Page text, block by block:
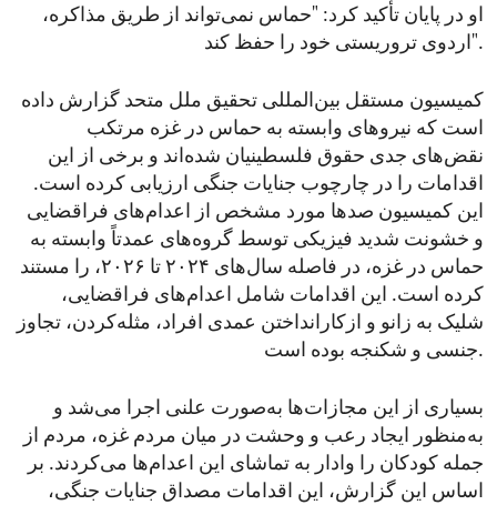
او در پایان تأکید کرد: "حماس نمی‌تواند از طریق مذاکره،
اردوی تروریستی خود را حفظ کند".
کمیسیون مستقل بین‌المللی تحقیق ملل متحد گزارش داده
است که نیروهای وابسته به حماس در غزه مرتکب
نقض‌های جدی حقوق فلسطینیان شده‌اند و برخی از این
اقدامات را در چارچوب جنایات جنگی ارزیابی کرده است.
این کمیسیون صدها مورد مشخص از اعدام‌های فراقضایی
و خشونت شدید فیزیکی توسط گروه‌های عمدتاً وابسته به
حماس در غزه، در فاصله سال‌های ۲۰۲۴ تا ۲۰۲۶، را مستند
کرده است. این اقدامات شامل اعدام‌های فراقضایی،
شلیک به زانو و ازکارانداختن عمدی افراد، مثله‌کردن، تجاوز
جنسی و شکنجه بوده است.
بسیاری از این مجازات‌ها به‌صورت علنی اجرا می‌شد و
به‌منظور ایجاد رعب و وحشت در میان مردم غزه، مردم از
جمله کودکان را وادار به تماشای این اعدام‌ها می‌کردند. بر
اساس این گزارش، این اقدامات مصداق جنایات جنگی،